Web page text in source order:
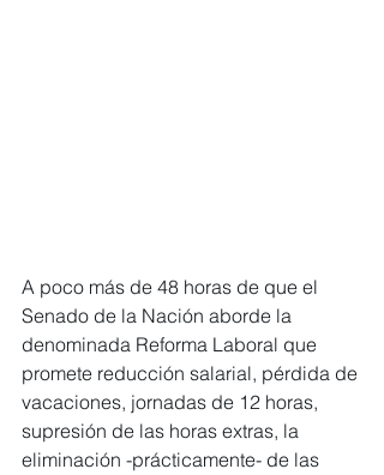
A poco más de 48 horas de que el
Senado de la Nación aborde la
denominada Reforma Laboral que
promete reducción salarial, pérdida de
vacaciones, jornadas de 12 horas,
supresión de las horas extras, la
eliminación -prácticamente- de las